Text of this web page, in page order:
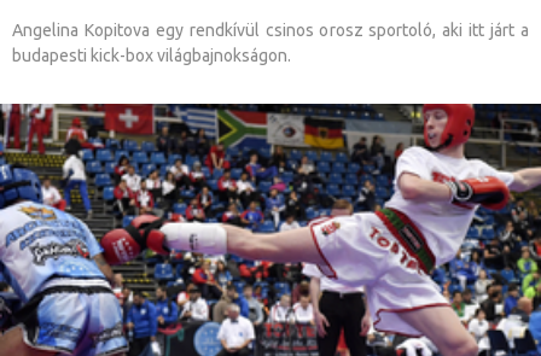
Angelina Kopitova egy rendkívül csinos orosz sportoló, aki itt járt a
budapesti kick-box világbajnokságon.